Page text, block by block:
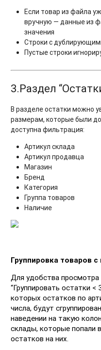
Если товар из файла
вручную — данные из
значения
Строки с
Пустые строки
3.Раздел
В разделе остатки можно
размерам, которые были
доступна фильтрация:
Артикул склада
Артикул продавца
Магазин
Бренд
Категория
Группа товаров
Наличие
Группировка товаров
Для удобства
“Группировать остатки
которых остатков по
числа, будут
наведении на такую
склады, которые попали
остатков на них.